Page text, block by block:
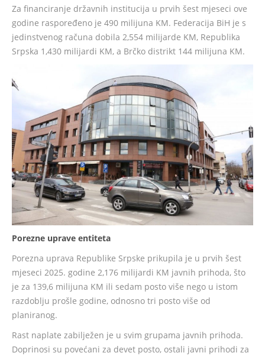
Za financiranje državnih institucija u prvih šest mjeseci ove
godine raspoređeno je 490 milijuna KM. Federacija BiH je s
jedinstvenog računa dobila 2,554 milijarde KM, Republika
Srpska 1,430 milijardi KM, a Brčko distrikt 144 milijuna KM.
Porezne uprave entiteta
Porezna uprava Republike Srpske prikupila je u prvih šest
mjeseci 2025. godine 2,176 milijardi KM javnih prihoda, što
je za 139,6 milijuna KM ili sedam posto više nego u istom
razdoblju prošle godine, odnosno tri posto više od
planiranog.
Rast naplate zabilježen je u svim grupama javnih prihoda.
Doprinosi su povećani za devet posto, ostali javni prihodi za